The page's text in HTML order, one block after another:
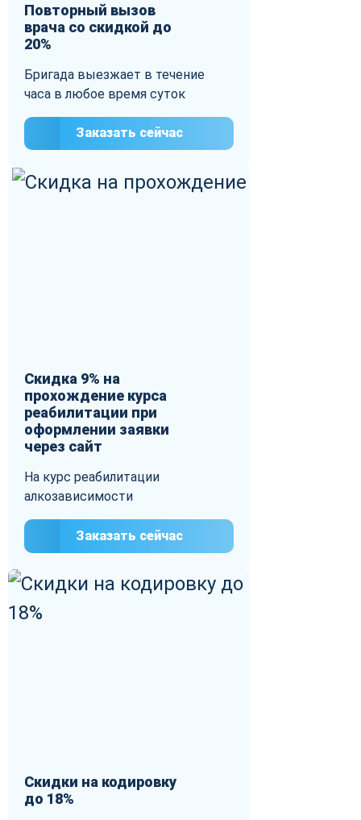
Повторный вызов
врача со скидкой до
20%
Бригада выезжает в течение
часа в любое время суток
Заказать сейчас
Скидка 9% на
прохождение курса
реабилитации при
оформлении заявки
через сайт
На курс реабилитации
алкозависимости
Заказать сейчас
Скидки на кодировку
до 18%